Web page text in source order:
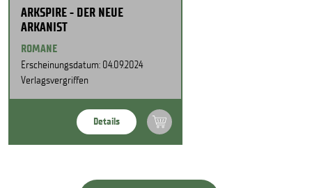
ARKSPIRE - DER NEUE
ARKANIST
ROMANE
Erscheinungsdatum: 04.09.2024
Verlagsvergriffen
Details